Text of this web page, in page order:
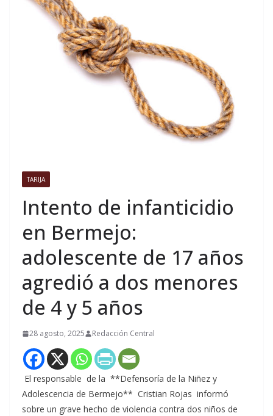
TARIJA
Intento de infanticidio
en Bermejo:
adolescente de 17 años
agredió a dos menores
de 4 y 5 años
28 agosto, 2025 Redacción Central
El responsable de la **Defensoría de la Niñez y
Adolescencia de Bermejo** Cristian Rojas informó
sobre un grave hecho de violencia contra dos niños de